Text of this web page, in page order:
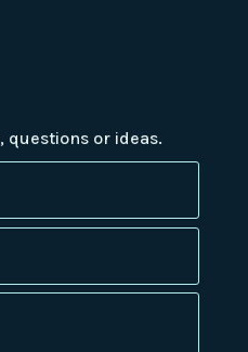
questions or ideas.